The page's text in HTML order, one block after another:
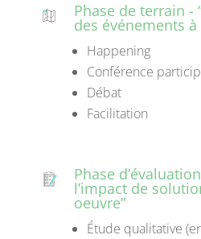
Phase de terrain -
des événements
Happening
Conférence
Débat
Facilitation
Phase
l’impact de
oeuvre”
Étude qualitative